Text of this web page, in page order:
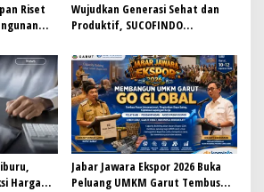
Riset
47,11%
Wujudkan Generasi Sehat dan
Produktif, SUCOFINDO
HIV/AIDS
Harga
Jabar Jawara Ekspor 2026 Buka
Peluang UMKM Garut Tembus